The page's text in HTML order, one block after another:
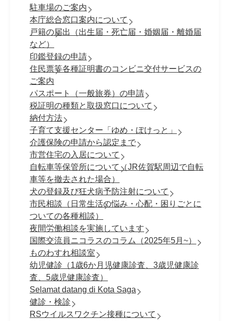
駐車場のご案内
本庁総合窓口案内について
戸籍の届出（出生届・死亡届・婚姻届・離婚届
など）
印鑑登録の申請
住民票等各種証明書のコンビニ交付サービスの
ご案内
パスポート（一般旅券）の申請
税証明の種類と取扱窓口について
納付方法
子育て支援センター「ゆめ・ぽけっと」
介護保険の申請から認定まで
市営住宅の入居について
自転車等保管所について（JR佐賀駅周辺で自転
車等を撤去された場合）
犬の登録及び狂犬病予防注射について
市民相談（日常生活の悩み・心配・困りごとに
ついての各種相談）
夜間労働相談を実施しています
国際交流員ニコラスのコラム（2025年5月~）
ものわすれ相談室
幼児健診（1歳6か月児健康診査、3歳児健康診
査、5歳児健康診査）
Selamat datang di Kota Saga
健診・検診
RSウイルスワクチン接種について